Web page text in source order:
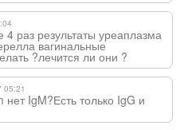
4 раз результаты уреаплазма
вагинальные
?лечится ли они ?
05:21
IgM?Есть только IgG и